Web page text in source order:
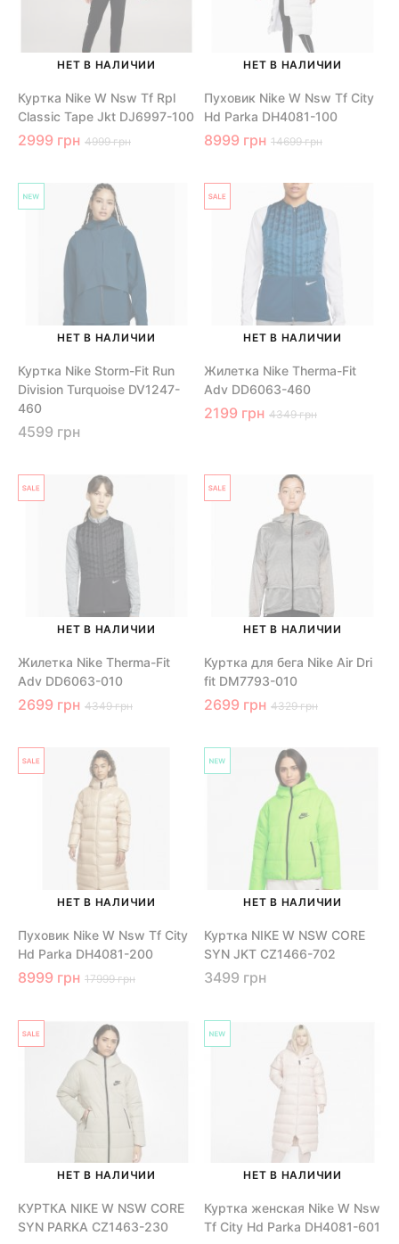
НЕТ В НАЛИЧИИ
Куртка Nike W Nsw Tf Rpl
Classic Tape Jkt DJ6997-100
2999 грн 4999 грн
НЕТ В НАЛИЧИИ
Пуховик Nike W Nsw Tf City
Hd Parka DH4081-100
8999 грн 14699 грн
НЕТ В НАЛИЧИИ
Куртка Nike Storm-Fit Run
Division Turquoise DV1247-
460
4599 грн
НЕТ В НАЛИЧИИ
Жилетка Nike Therma-Fit
Adv DD6063-460
2199 грн 4349 грн
НЕТ В НАЛИЧИИ
Жилетка Nike Therma-Fit
Adv DD6063-010
2699 грн 4349 грн
НЕТ В НАЛИЧИИ
Куртка для бега Nike Air Dri
fit DM7793-010
2699 грн 4329 грн
НЕТ В НАЛИЧИИ
Пуховик Nike W Nsw Tf City
Hd Parka DH4081-200
8999 грн 17999 грн
НЕТ В НАЛИЧИИ
Куртка NIKE W NSW CORE
SYN JKT CZ1466-702
3499 грн
НЕТ В НАЛИЧИИ
КУРТКА NIKE W NSW CORE
SYN PARKA CZ1463-230
НЕТ В НАЛИЧИИ
Куртка женская Nike W Nsw
Tf City Hd Parka DH4081-601